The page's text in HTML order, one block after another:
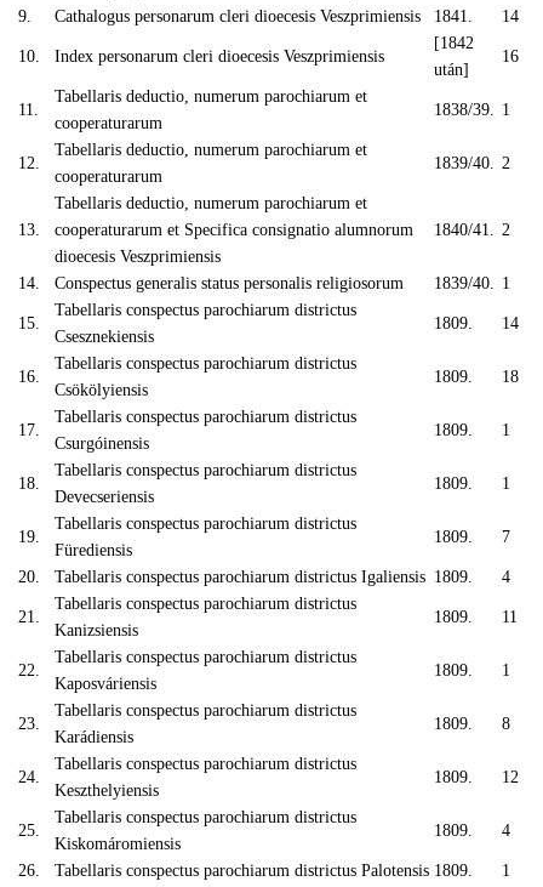
9.
Cathalogus personarum cleri dioecesis Veszprimiensis 1841. 14
10. Index personarum cleri dioecesis Veszprimiensis
[1842
után]
16
11.
Tabellaris deductio, numerum parochiarum et
cooperaturarum
1838/39. 1
12.
Tabellaris deductio, numerum parochiarum et
cooperaturarum
1839/40. 2
13.
Tabellaris deductio, numerum parochiarum et
cooperaturarum et Specifica consignatio alumnorum
dioecesis Veszprimiensis
1840/41. 2
14. Conspectus generalis status personalis religiosorum 1839/40. 1
15.
Tabellaris conspectus parochiarum districtus
Csesznekiensis
1809. 14
16.
Tabellaris conspectus parochiarum districtus
Csökölyiensis
1809. 18
17.
Tabellaris conspectus parochiarum districtus
Csurgóinensis
1809. 1
18.
Tabellaris conspectus parochiarum districtus
Devecseriensis
1809. 1
19.
Tabellaris conspectus parochiarum districtus
Fürediensis
1809. 7
20. Tabellaris conspectus parochiarum districtus Igaliensis 1809. 4
21.
Tabellaris conspectus parochiarum districtus
Kanizsiensis
1809. 11
22.
Tabellaris conspectus parochiarum districtus
Kaposváriensis
1809. 1
23.
Tabellaris conspectus parochiarum districtus
Karádiensis
1809. 8
24.
Tabellaris conspectus parochiarum districtus
Keszthelyiensis
1809. 12
25.
Tabellaris conspectus parochiarum districtus
Kiskomáromiensis
1809. 4
26. Tabellaris conspectus parochiarum districtus Palotensis 1809.
1